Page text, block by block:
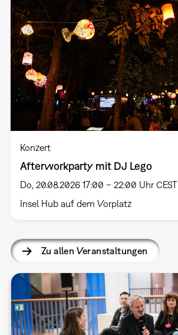
Konzert
Afterworkparty mit DJ Lego
Do, 20.08.2026 17:00 – 22:00 Uhr CEST
Insel Hub auf dem Vorplatz
Zu allen Veranstaltungen